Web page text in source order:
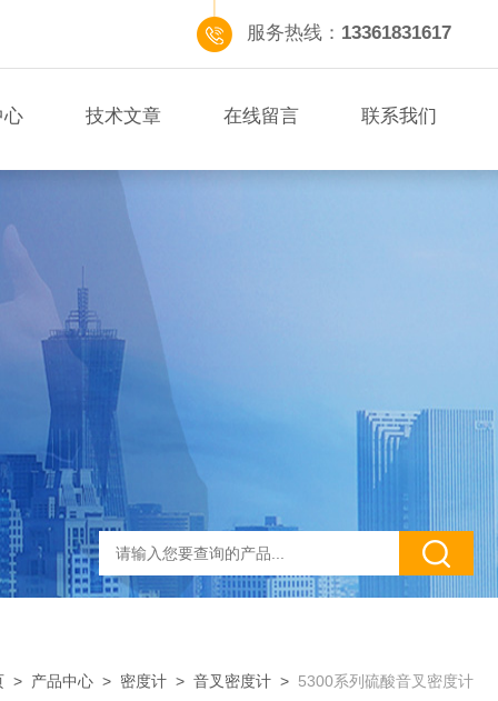
服务热线： 13361831617
心 技术文章 在线留言 联系我们
> 产品中心 > 密度计 > 音叉密度计 > 5300系列硫酸音叉密度计